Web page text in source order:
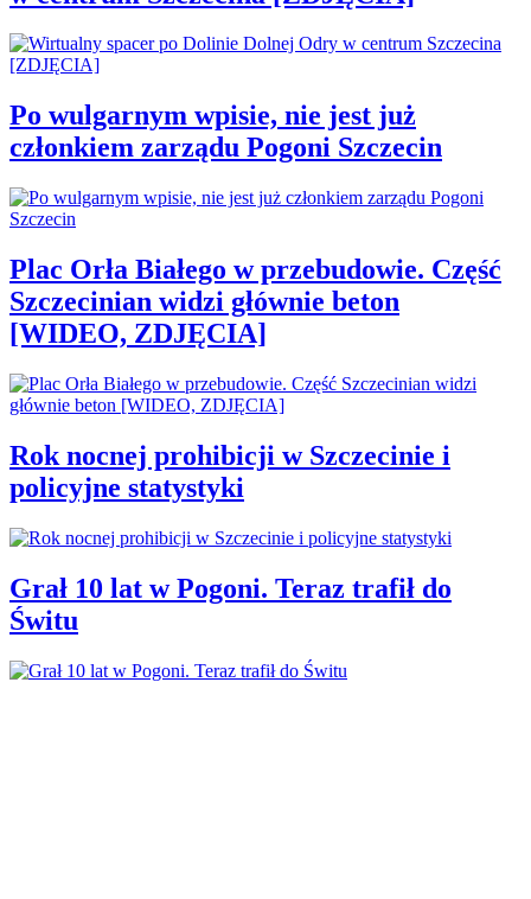
Po wulgarnym wpisie, nie jest już
członkiem zarządu Pogoni Szczecin
Plac Orła Białego w przebudowie. Część
Szczecinian widzi głównie beton
[WIDEO, ZDJĘCIA]
Rok nocnej prohibicji w Szczecinie i
policyjne statystyki
Grał 10 lat w Pogoni. Teraz trafił do
Świtu